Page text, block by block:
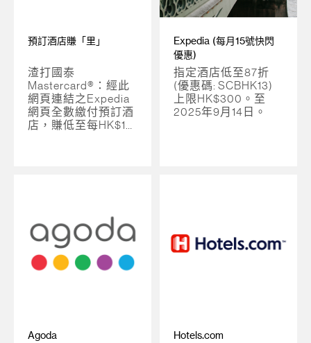
預訂酒店賺「里」
渣打國泰
Mastercard®：經此
網頁連結之Expedia
網頁全數繳付預訂酒
店，賺低至每HK$1=1
Expedia (每月15號快閃
優惠)
指定酒店低至87折
(優惠碼: SCBHK13)
上限HK$300。至
2025年9月14日。
Agoda Hotels.com